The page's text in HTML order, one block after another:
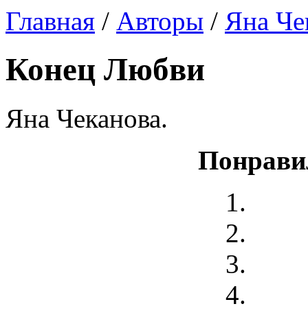
Главная / Авторы / Яна
Конец Любви
Яна Чеканова.